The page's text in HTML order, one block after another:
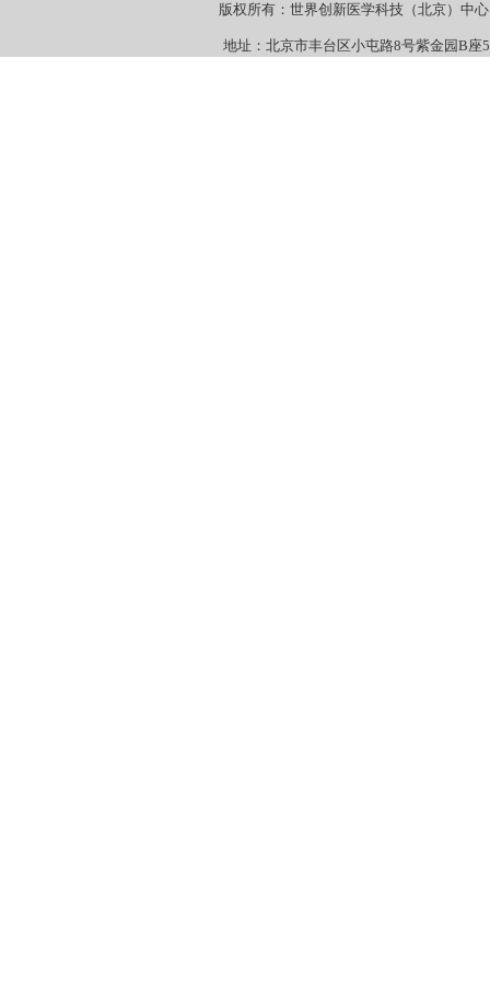
版权所有：世界创新医学科技（北京）
地址：北京市丰台区小屯路8号紫金园B